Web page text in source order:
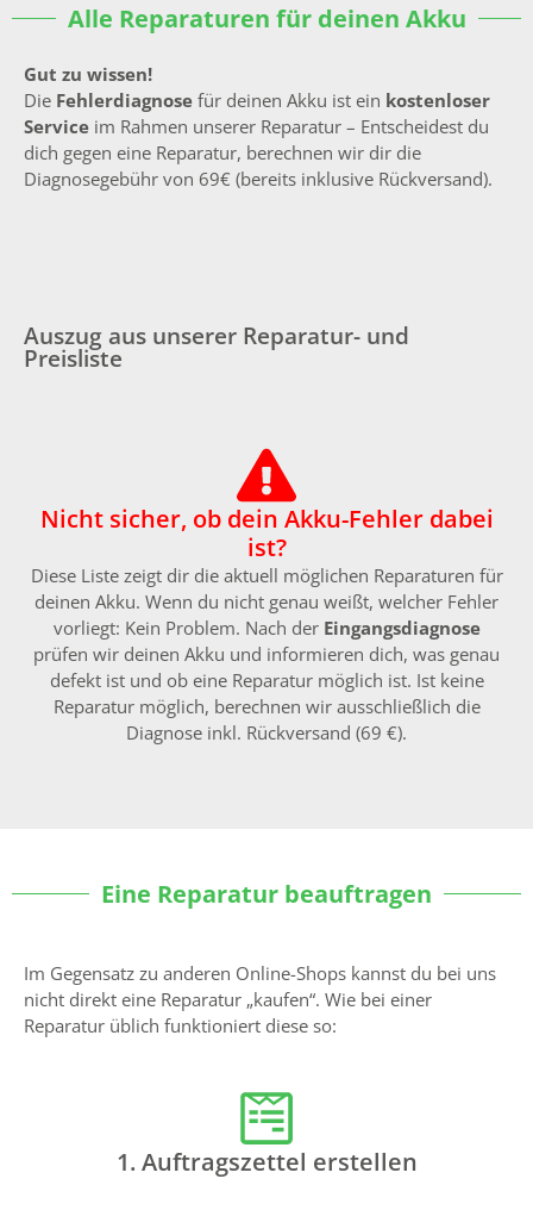
Alle Reparaturen für deinen Akku
Gut zu wissen!
Die Fehlerdiagnose für deinen Akku ist ein kostenloser
Service im Rahmen unserer Reparatur – Entscheidest du
dich gegen eine Reparatur, berechnen wir dir die
Diagnosegebühr von 69€ (bereits inklusive Rückversand).
Auszug aus unserer Reparatur- und
Preisliste
Nicht sicher, ob dein Akku-Fehler dabei
ist?
Diese Liste zeigt dir die aktuell möglichen Reparaturen für
deinen Akku. Wenn du nicht genau weißt, welcher Fehler
vorliegt: Kein Problem. Nach der Eingangsdiagnose
prüfen wir deinen Akku und informieren dich, was genau
defekt ist und ob eine Reparatur möglich ist. Ist keine
Reparatur möglich, berechnen wir ausschließlich die
Diagnose inkl. Rückversand (69 €).
Eine Reparatur beauftragen
Im Gegensatz zu anderen Online-Shops kannst du bei uns
nicht direkt eine Reparatur „kaufen“. Wie bei einer
Reparatur üblich funktioniert diese so:
1. Auftragszettel erstellen